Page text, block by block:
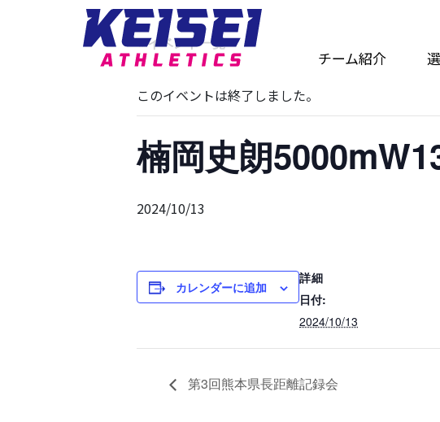
チーム紹介
« イベント一覧
このイベントは終了しました。
楠岡史朗
2024/10/13
カレンダーに追加
詳細
日付:
2024/10/13
第3回熊本県長距離記録会